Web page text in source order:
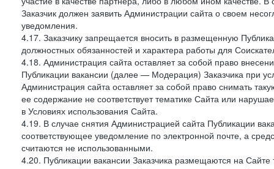
Заказчик должен заявить Администрации сайта о своем
уведомления.
4.17. Заказчику запрещается вносить в размещенную
должностных обязанностей и характера работы для
4.18. Администрация сайта оставляет за собой право
Публикации вакансии (далее — Модерация) Заказчика при
Администрация сайта оставляет за собой право снимать
ее содержание не соответствует тематике Сайта или
в Условиях использования Сайта.
4.19. В случае снятия Администрацией сайта Публикации
соответствующее уведомление по электронной почте, а
считаются не использованными.
4.20. Публикации вакансии Заказчика размещаются на